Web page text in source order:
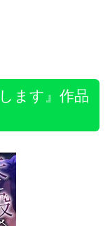
ます』作品